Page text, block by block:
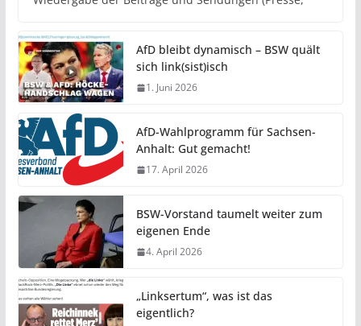
AfD bleibt dynamisch – BSW quält
sich link(sist)isch
1. Juni 2026
AfD-Wahlprogramm für Sachsen-
Anhalt: Gut gemacht!
17. April 2026
BSW-Vorstand taumelt weiter zum
eigenen Ende
4. April 2026
„Linksertum“, was ist das
eigentlich?